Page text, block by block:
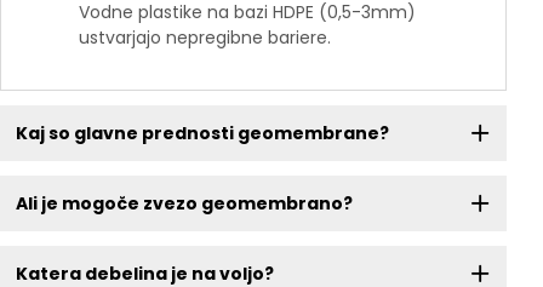
Vodne plastike na bazi HDPE (0,5-3mm)
ustvarjajo nepregibne bariere.
Kaj so glavne prednosti geomembrane?
Ali je mogoče zvezo geomembrano?
Katera debelina je na voljo?